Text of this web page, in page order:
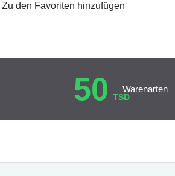
Zu den Favoriten hinzufügen
50 TSD
Warenarten